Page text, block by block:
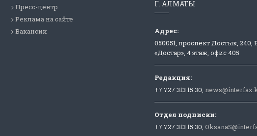
Пресс-центр
Реклама на сайте
Вакансии
Г. АЛМАТЫ
Адрес:
050051, проспект Достык, 240,
«Достар», 4 этаж, офис 405
Редакция:
+7 727 313 15 30,
Отдел подписки:
+7 727 313 15 30,